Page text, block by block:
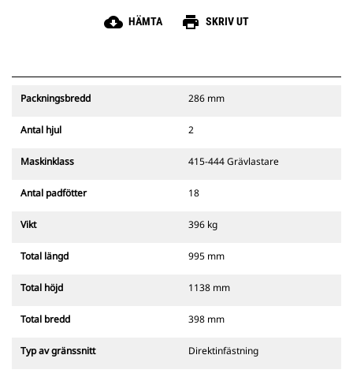
cloud_download HÄMTA print SKRIV UT
Packningsbredd 286 mm
Antal hjul 2
Maskinklass 415-444 Grävlastare
Antal padfötter 18
Vikt 396 kg
Total längd 995 mm
Total höjd 1138 mm
Total bredd 398 mm
Typ av gränssnitt Direktinfästning